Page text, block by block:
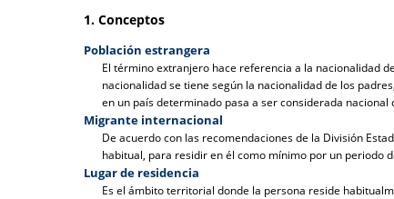
1. Conceptos
Población estrangera
El término extranjero hace referencia a la nacionalidad
nacionalidad se tiene según la nacionalidad de los
en un país determinado pasa a ser considerada nacional
Migrante internacional
De acuerdo con las recomendaciones de la División
habitual, para residir en él como mínimo por un periodo
Lugar de residencia
Es el ámbito territorial donde la persona reside